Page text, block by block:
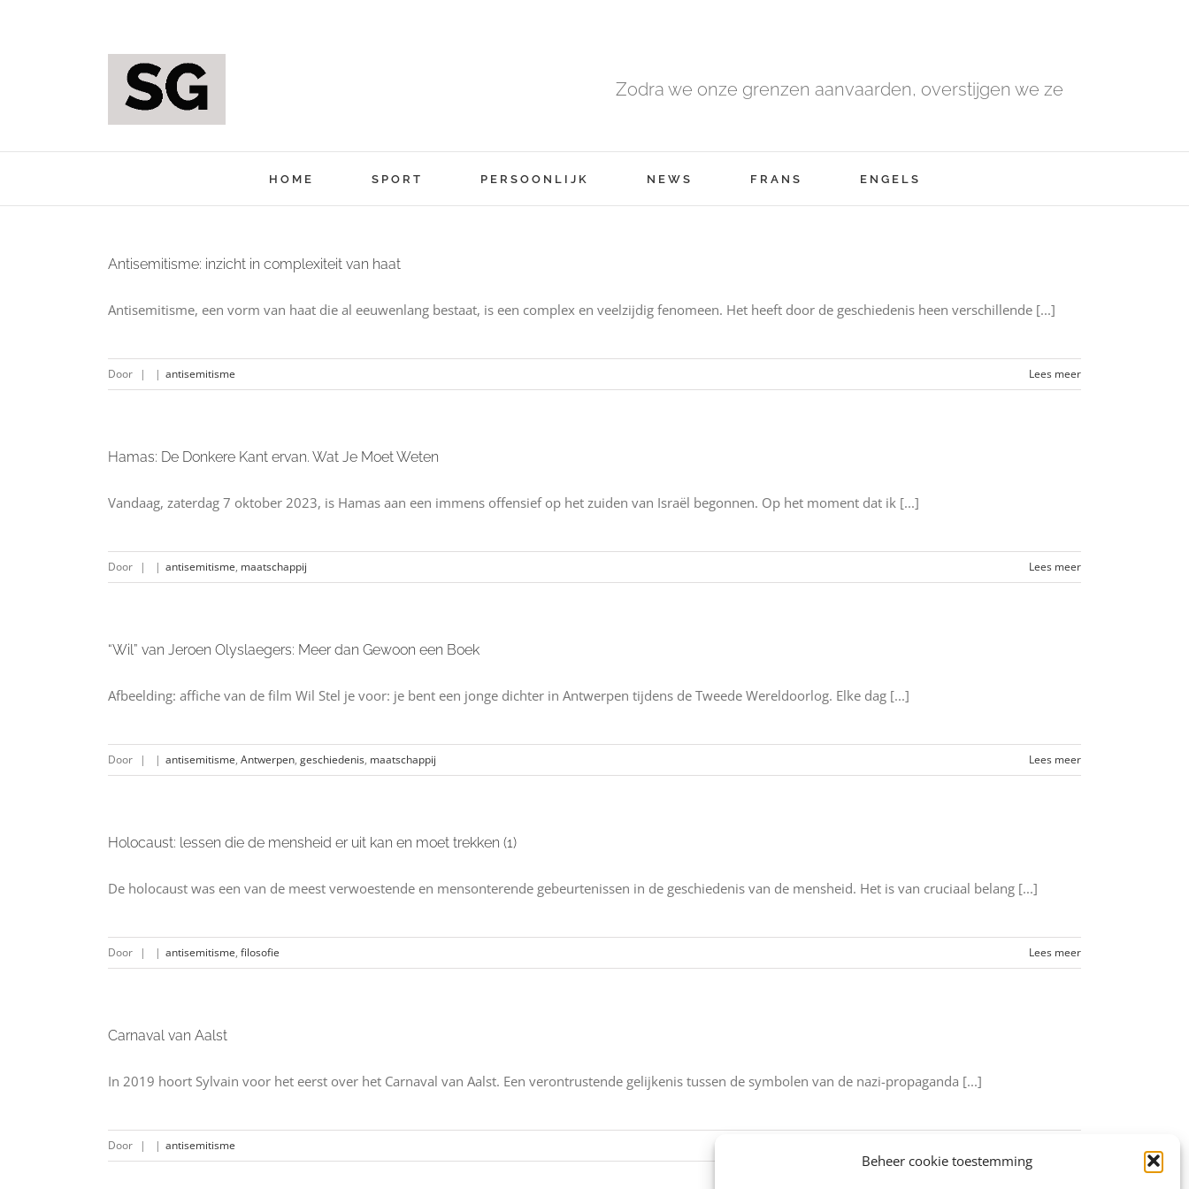
Beheer cookie toestemming
Zodra we onze grenzen aanvaarden, overstijgen we ze
HOME SPORT PERSOONLIJK NEWS FRANS ENGELS
Antisemitisme: inzicht in complexiteit van haat
Antisemitisme, een vorm van haat die al eeuwenlang bestaat, is een complex en veelzijdig fenomeen. Het heeft door de geschiedenis heen verschillende [...]
Door | | antisemitisme Lees meer
Hamas: De Donkere Kant ervan. Wat Je Moet Weten
Vandaag, zaterdag 7 oktober 2023, is Hamas aan een immens offensief op het zuiden van Israël begonnen. Op het moment dat ik [...]
Door | | antisemitisme, maatschappij Lees meer
“Wil” van Jeroen Olyslaegers: Meer dan Gewoon een Boek
Afbeelding: affiche van de film Wil Stel je voor: je bent een jonge dichter in Antwerpen tijdens de Tweede Wereldoorlog. Elke dag [...]
Door | | antisemitisme, Antwerpen, geschiedenis, maatschappij Lees meer
Holocaust: lessen die de mensheid er uit kan en moet trekken (1)
De holocaust was een van de meest verwoestende en mensonterende gebeurtenissen in de geschiedenis van de mensheid. Het is van cruciaal belang [...]
Door | | antisemitisme, filosofie Lees meer
Carnaval van Aalst
In 2019 hoort Sylvain voor het eerst over het Carnaval van Aalst. Een verontrustende gelijkenis tussen de symbolen van de nazi-propaganda [...]
Door | | antisemitisme